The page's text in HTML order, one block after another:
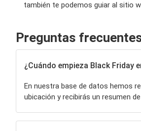
también te podemos guiar al sitio
Preguntas
¿Cuándo empieza Black Friday
En nuestra base de datos hemos
ubicación y recibirás un resumen